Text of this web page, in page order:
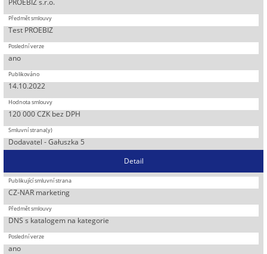
Test PROEBIZ
ano
14.10.2022
120 000 CZK bez DPH
Dodavatel - Gałuszka 5
Detail
CZ-NAR marketing
DNS s katalogem na kategorie
ano